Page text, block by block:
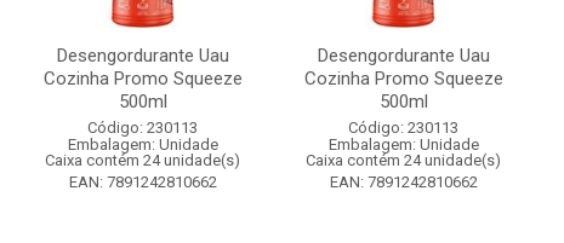
Desengordurante Uau
Cozinha Promo Squeeze
500ml
Código: 230113
Embalagem: Unidade
Caixa contém 24 unidade(s)
EAN: 7891242810662
Desengordurante Uau
Cozinha Promo Squeeze
500ml
Código: 230113
Embalagem: Unidade
Caixa contém 24 unidade(s)
EAN: 7891242810662